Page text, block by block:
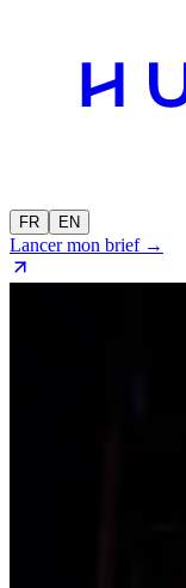
FR EN
Lancer mon brief →